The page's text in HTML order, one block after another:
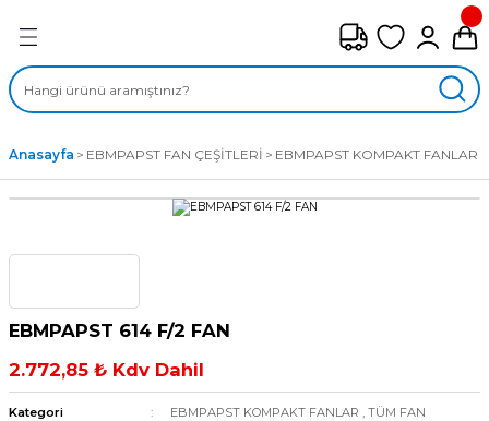
ÇEŞİTLERİ
FANLAR
Anasayfa EBMPAPST FAN ÇEŞİTLERİ EBMPAPST KOMPAKT FANLAR
EBMPAPST 614 F/2 FAN
2.772,85 ₺ Kdv Dahil
Kategori EBMPAPST KOMPAKT FANLAR , TÜM FAN